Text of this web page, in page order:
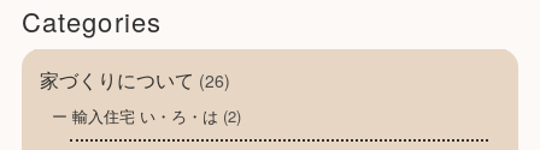
Categories
家づくりについて (26)
輸入住宅 い・ろ・は (2)